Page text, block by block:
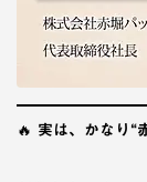
🔥 実は、かなり“